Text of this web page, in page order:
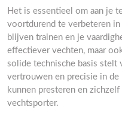
Het is essentieel om aan je
voortdurend te verbeteren
blijven trainen en je
effectiever vechten, maar
solide technische basis stelt
vertrouwen en precisie in de
kunnen presteren en
vechtsporter.